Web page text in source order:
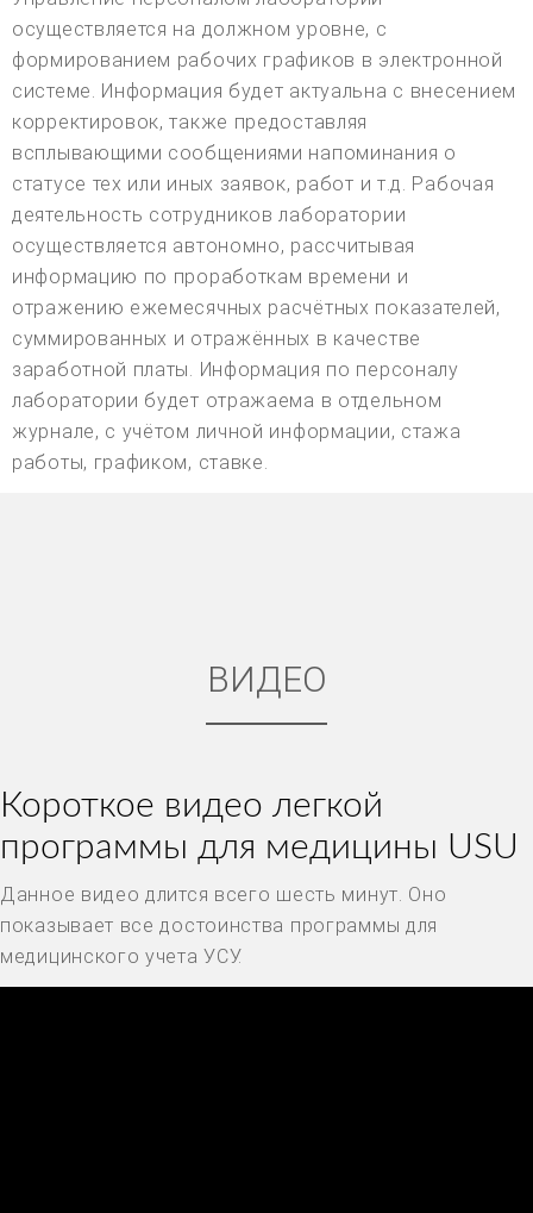
осуществляется на должном уровне, с
формированием рабочих графиков в электронной
системе. Информация будет актуальна с внесением
корректировок, также предоставляя
всплывающими сообщениями напоминания о
статусе тех или иных заявок, работ и т.д. Рабочая
деятельность сотрудников лаборатории
осуществляется автономно, рассчитывая
информацию по проработкам времени и
отражению ежемесячных расчётных показателей,
суммированных и отражённых в качестве
заработной платы. Информация по персоналу
лаборатории будет отражаема в отдельном
журнале, с учётом личной информации, стажа
работы, графиком, ставке.
ВИДЕО
Короткое видео легкой
программы для медицины USU
Данное видео длится всего шесть минут. Оно
показывает все достоинства программы для
медицинского учета УСУ.